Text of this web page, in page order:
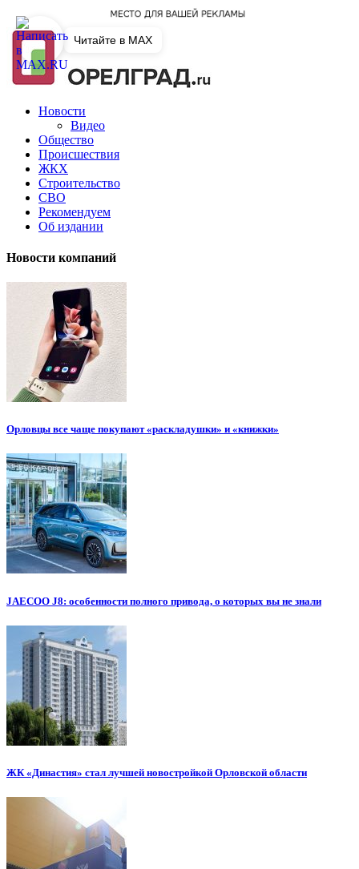
Новости
Видео
Общество
Происшествия
ЖКХ
Строительство
СВО
Рекомендуем
Об издании
Новости компаний
Орловцы все чаще покупают «раскладушки» и «книжки»
JAECOO J8: особенности полного привода, о которых вы не знали
ЖК «Династия» стал лучшей новостройкой Орловской области
Читайте в MAX